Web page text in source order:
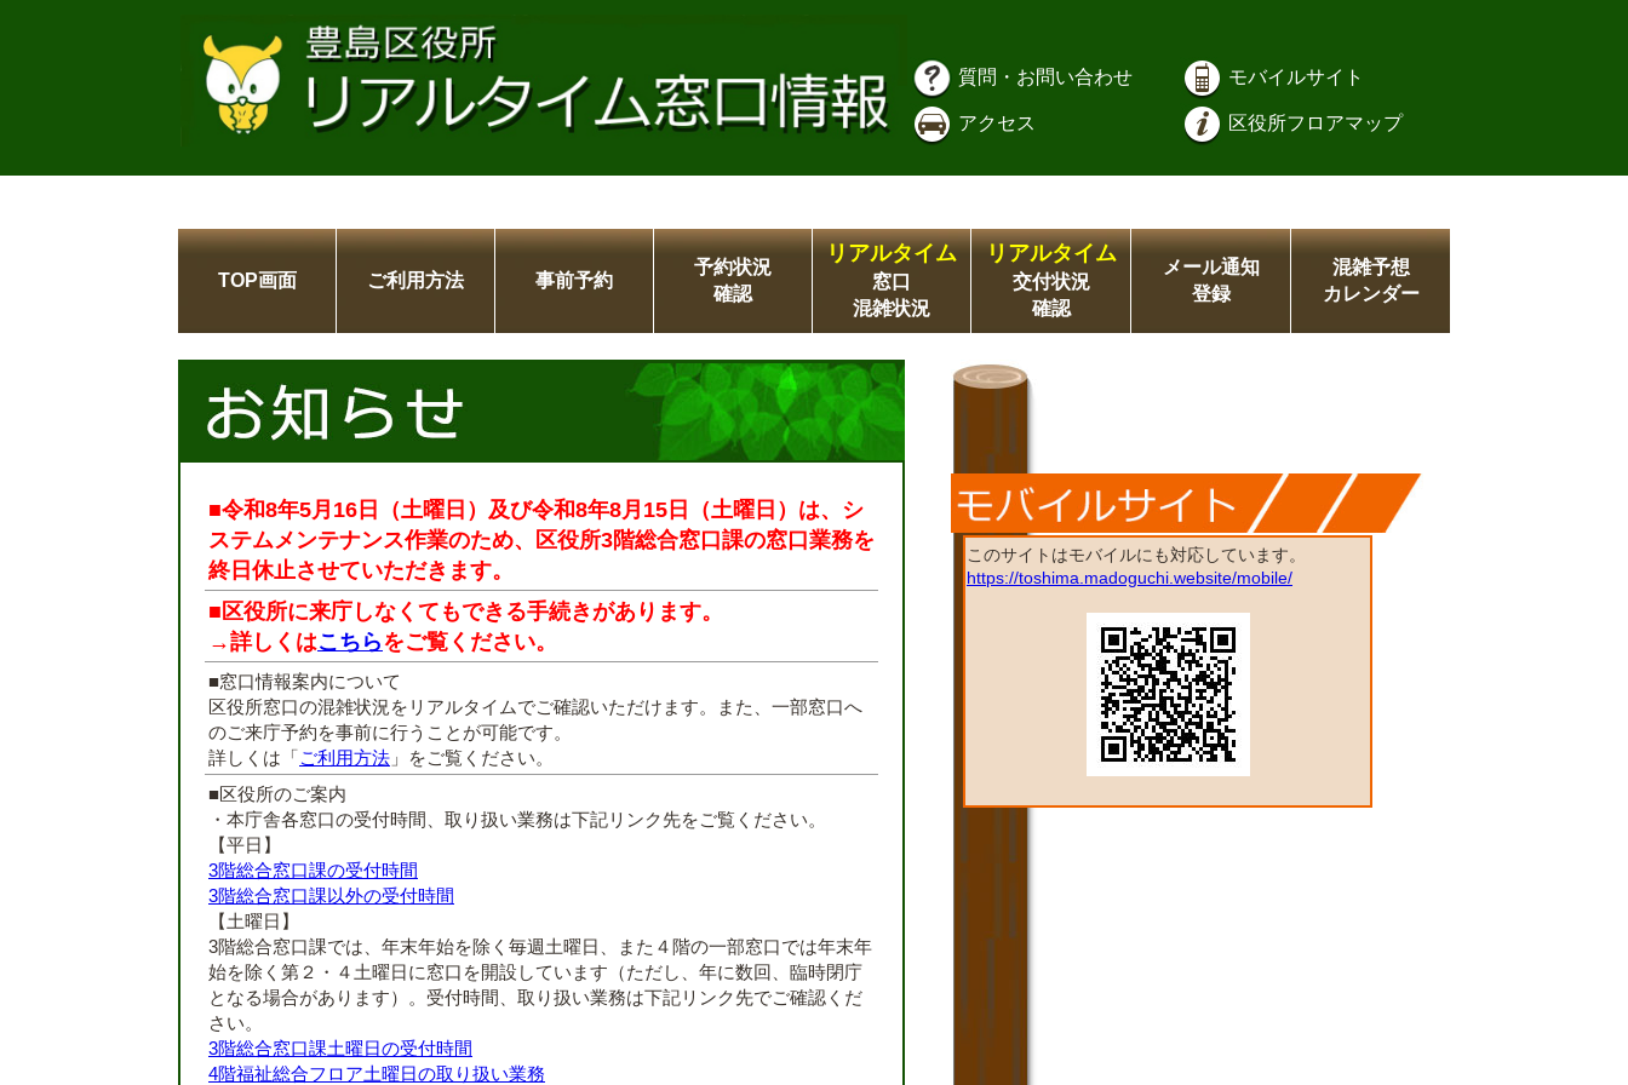
質問・お問い合わせ モバイルサイト
アクセス 区役所フロアマップ
TOP画面 ご利用方法 事前予約
予約状況
確認
リアルタイム
窓口
混雑状況
リアルタイム
交付状況
確認
メール通知
登録
混雑予想
カレンダー
■令和8年5月16日（土曜日）及び令和8年8月15日（土曜日）は、シ
ステムメンテナンス作業のため、区役所3階総合窓口課の窓口業務を
終日休止させていただきます。
■区役所に来庁しなくてもできる手続きがあります。
→詳しくはこちらをご覧ください。
■窓口情報案内について
区役所窓口の混雑状況をリアルタイムでご確認いただけます。また、一部窓口へ
のご来庁予約を事前に行うことが可能です。
詳しくは「ご利用方法 」をご覧ください。
■区役所のご案内
・本庁舎各窓口の受付時間、取り扱い業務は下記リンク先をご覧ください。
【平日】
3階総合窓口課の受付時間
3階総合窓口課以外の受付時間
【土曜日】
3階総合窓口課では、年末年始を除く毎週土曜日、また４階の一部窓口では年末年
始を除く第２・４土曜日に窓口を開設しています（ただし、年に数回、臨時閉庁
となる場合があります）。受付時間、取り扱い業務は下記リンク先でご確認くだ
さい。
3階総合窓口課土曜日の受付時間
4階福祉総合フロア土曜日の取り扱い業務
このサイトはモバイルにも対応しています。
https://toshima.madoguchi.website/mobile/